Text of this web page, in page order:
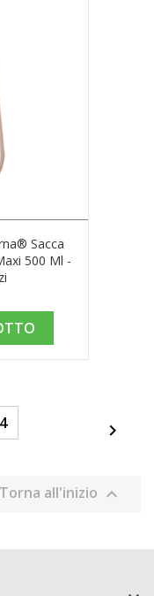
Sacca
500 Ml -

Torna all'inizio 